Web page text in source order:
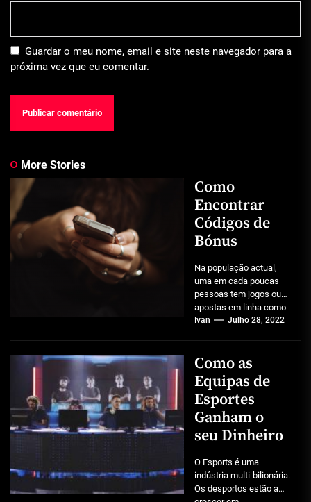
Guardar o meu nome, email e site neste navegador para a
próxima vez que eu comentar.
More Stories
Como
Encontrar
Códigos de
Bónus
Na população actual,
uma em cada poucas
pessoas tem jogos ou
apostas em linha como
uma das suas
Ivan Julho 28, 2022
Como as
Equipas de
Esportes
Ganham o
seu Dinheiro
O Esports é uma
indústria multi-bilionária.
Os desportos estão a